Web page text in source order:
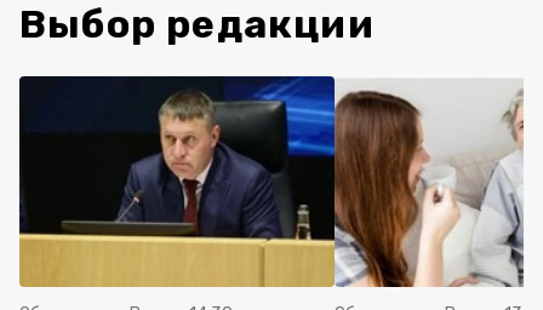
Выбор редакции